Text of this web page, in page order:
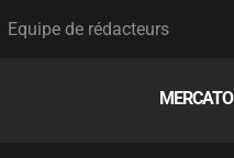
Equipe de rédacteurs
MERCATO